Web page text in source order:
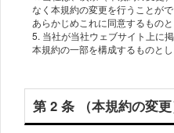
なく本規約の変更を⾏うことが
あらかじめこれに同意するものと
5. 当社が当社ウェブサイト上に
本規約の⼀部を構成するものとし
第 2 条 （本規約の変更